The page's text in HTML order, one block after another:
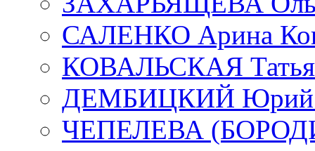
САЛЕНКО Арина
КОВАЛЬСКАЯ
ДЕМБИЦКИЙ Юрий
ЧЕПЕЛЕВА